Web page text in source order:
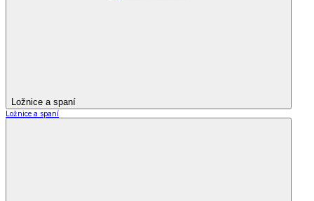
Ložnice a spaní
Ložnice a spaní